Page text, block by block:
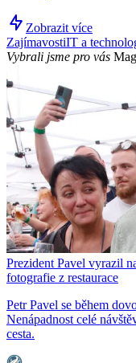
Zobrazit více
ZajímavostiIT a
Vybrali jsme pro vás
Prezident Pavel vyrazil
fotografie z restaurace
Petr Pavel se během
Nenápadnost celé
cesta.